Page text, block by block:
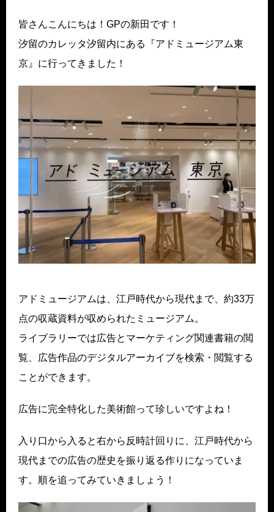
皆さんこんにちは！GPの新田です！
汐留のカレッタ汐留内にある『アドミュージアム東
京』に行ってきました！
アドミュージアムは、江戸時代から現代まで、約33万
点の収蔵資料が収められたミュージアム。
ライブラリーでは広告とマーケティング関連書籍の閲
覧、広告作品のデジタルアーカイブを検索・閲覧する
ことができます。
広告に完全特化した美術館って珍しいですよね！
入り口から入ると右から反時計回りに、江戸時代から
現代までの広告の歴史を振り返る作りになっていま
す。順を追ってみていきましょう！